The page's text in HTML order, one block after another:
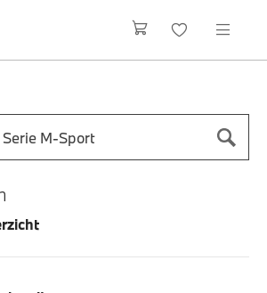
bijvoorbeeld 3 Serie M-Sport